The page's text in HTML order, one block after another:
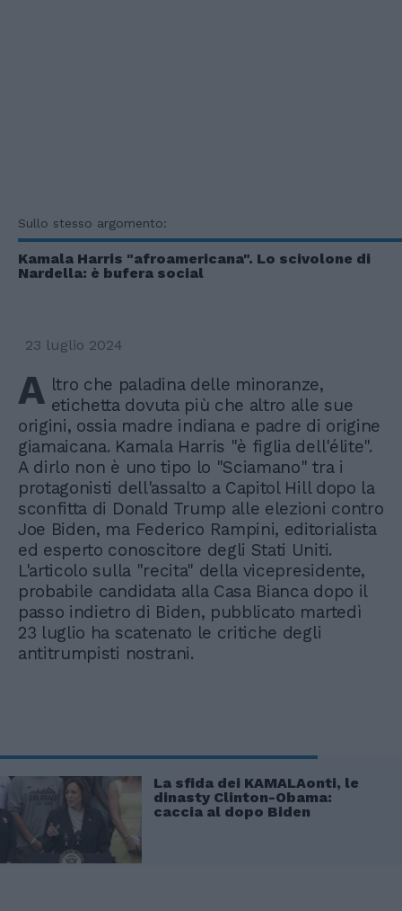
Sullo stesso argomento:
Kamala Harris "afroamericana". Lo scivolone di
Nardella: è bufera social
23 luglio 2024
A ltro che paladina delle minoranze,
etichetta dovuta più che altro alle sue
origini, ossia madre indiana e padre di origine
giamaicana. Kamala Harris "è figlia dell'élite".
A dirlo non è uno tipo lo "Sciamano" tra i
protagonisti dell'assalto a Capitol Hill dopo la
sconfitta di Donald Trump alle elezioni contro
Joe Biden, ma Federico Rampini, editorialista
ed esperto conoscitore degli Stati Uniti.
L'articolo sulla "recita" della vicepresidente,
probabile candidata alla Casa Bianca dopo il
passo indietro di Biden, pubblicato martedì
23 luglio ha scatenato le critiche degli
antitrumpisti nostrani.
La sfida dei KAMALAonti, le
dinasty Clinton-Obama:
caccia al dopo Biden